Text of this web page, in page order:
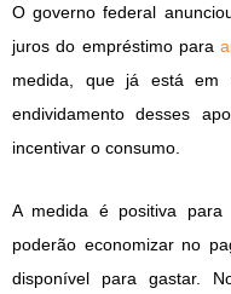
O governo federal
juros do empréstimo para
medida, que já está em
endividamento desses
incentivar o consumo.
A medida é positiva para
poderão economizar no
disponível para gastar.